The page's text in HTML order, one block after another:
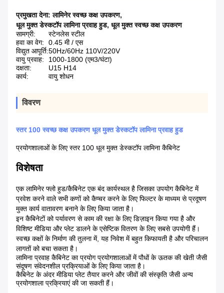
प्रमुखता देना:लामिनेर स्वच्छ कक्ष उपकरण,
धूल मुक्त डेस्कटॉप लामिना प्रवाह हुड, धूल मुक्त स्वच्छ कक्ष उपकरण
सामग्री:
स्टेनलेस स्टील
हवा का वेग:
0.45 मी / एस
विद्युत आपूर्ति:50Hz/60Hz 110V/220V
वायु प्रवाह:
1000-1800 (एम3/घंटा)
दक्षता:
U15 H14
कार्य:
वायु शोधन
विवरण
स्तर 100 स्वच्छ कक्ष उपकरण धूल मुक्त डेस्कटॉप लामिना प्रवाह हुड
प्रयोगशालाओं के लिए स्तर 100 धूल मुक्त डेस्कटॉप लामिना कैबिनेट
विशेषता
एक लामिनेर फ्लो हुड/कैबिनेट एक बंद कार्यस्थल है जिसका उपयोग कैबिनेट में
प्रवेश करने वाले सभी कणों को कैप्चर करने के लिए फिल्टर के माध्यम से प्रदूषण
मुक्त कार्य वातावरण बनाने के लिए किया जाता है।
इन कैबिनेटों को पर्यावरण से काम की रक्षा के लिए डिज़ाइन किया गया है और
विशिष्ट मीडिया और प्लेट डालने के एसेप्टिक वितरण के लिए सबसे उपयोगी हैं।
स्वच्छ कक्षों के निर्माण की तुलना में, यह निवेश में बहुत किफायती है और परिचालन
लागतों को बचा सकता है।
लामिना प्रवाह कैबिनेट का प्रयोग प्रयोगशालाओं में पौधों के ऊतक की खेती जैसी
संदूषण संवेदनशील प्रक्रियाओं के लिए किया जाता है।
कैबिनेट के अंदर मीडिया प्लेट तैयार करने और जीवों की संस्कृति जैसी अन्य
प्रयोगशाला प्रक्रियाएं की जा सकती हैं।